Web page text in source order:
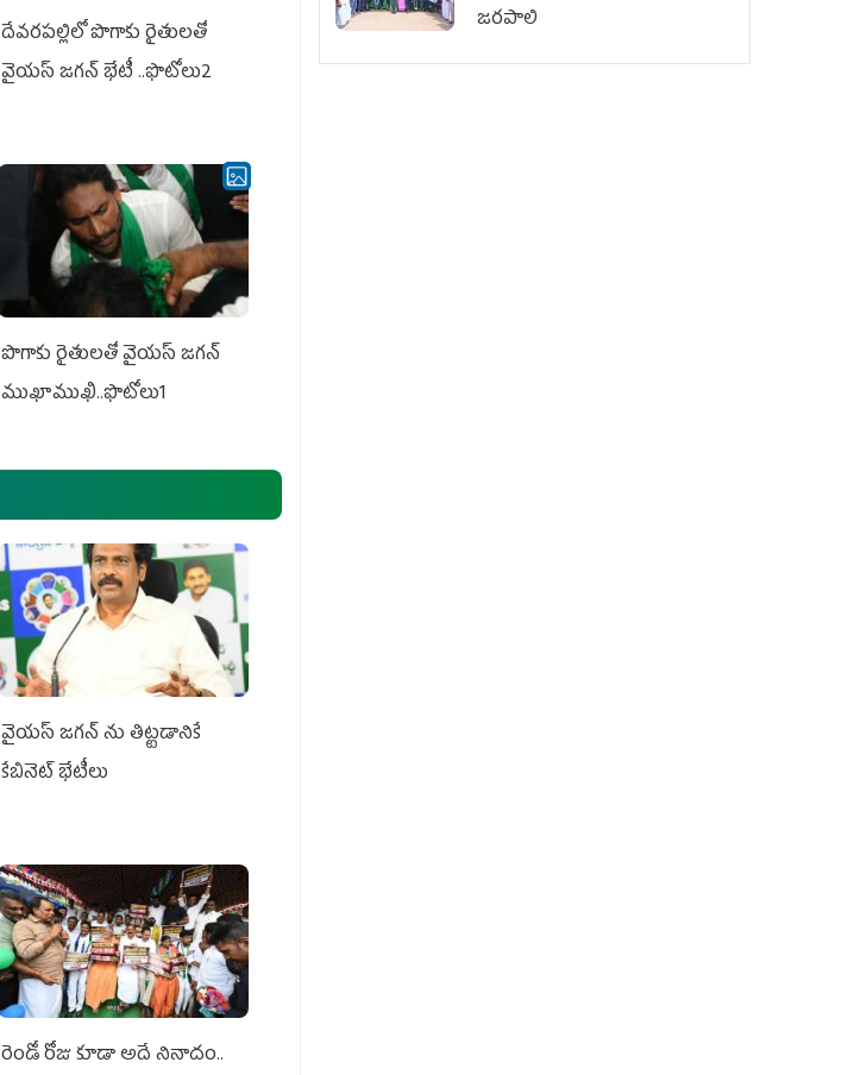
దేవరపల్లిలో పొగాకు రైతులతో
వైయస్ జగన్ భేటీ ..ఫొటోలు2
పొగాకు రైతుల‌తో వైయ‌స్ జ‌గ‌న్
ముఖాముఖి..ఫొటోలు1
వైయ‌స్ జగన్‌ ను తిట్టడానికే
కేబినెట్‌ భేటీలు
రెండో రోజు కూడా అదే నినాదం..
జరపాలి